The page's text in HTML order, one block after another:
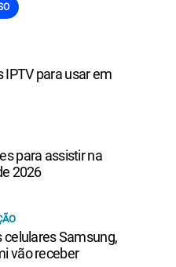
IPTV para usar em
para assistir na
2026
celulares Samsung,
vão receber